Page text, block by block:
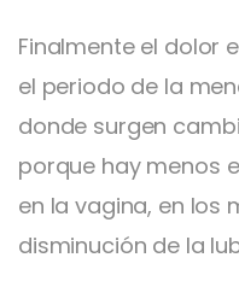
Finalmente el dolor
el periodo de la
donde surgen
porque hay menos
en la vagina, en los
disminución de la